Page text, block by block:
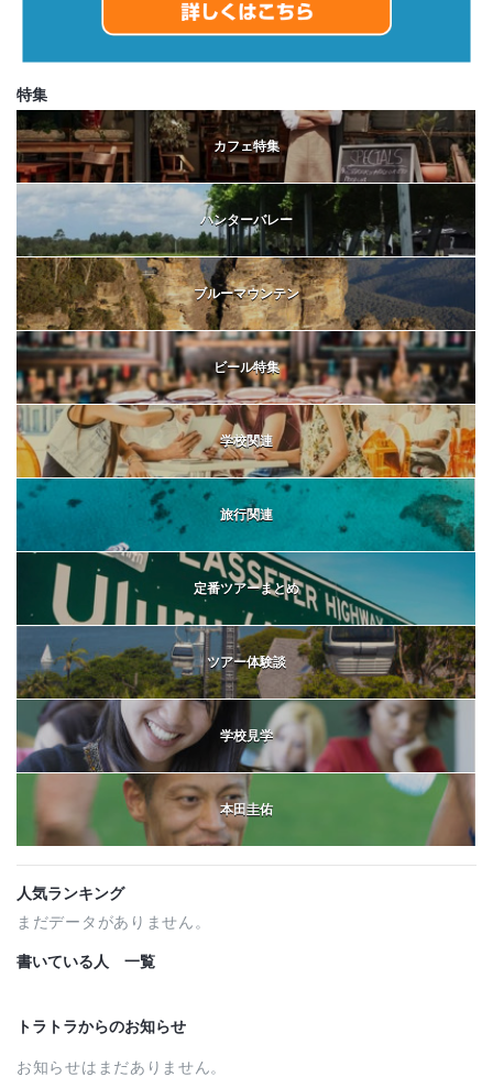
特集
カフェ特集
ハンターバレー
ブルーマウンテン
ビール特集
学校関連
旅行関連
定番ツアーまとめ
ツアー体験談
学校見学
本田圭佑
人気ランキング
まだデータがありません。
書いている人 一覧
トラトラからのお知らせ
お知らせはまだありません。